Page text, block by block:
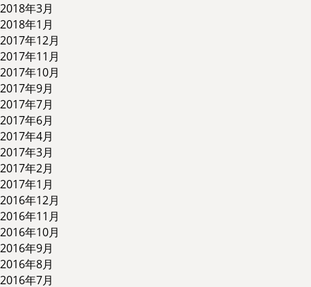
2018年3月
2018年1月
2017年12月
2017年11月
2017年10月
2017年9月
2017年7月
2017年6月
2017年4月
2017年3月
2017年2月
2017年1月
2016年12月
2016年11月
2016年10月
2016年9月
2016年8月
2016年7月